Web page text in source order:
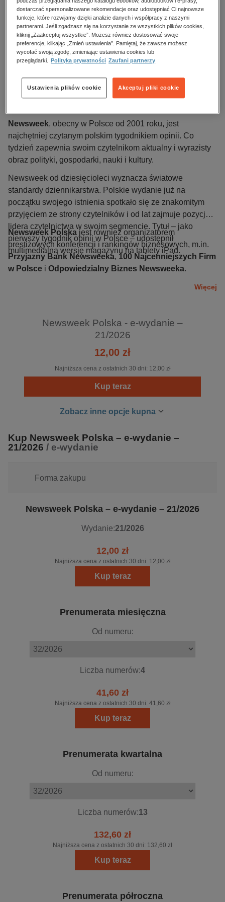
Numer: 21/2026
Data dostępności:17.05.2026
Data wydania:18.05.2026
Język publikacji:polski
ISBN: 1642-5685
Newsweek, obecny w Polsce od 2001 roku, jest
najchętniej czytanym polskim tygodnikiem opinii. Co
tydzień zapewnia swoim czytelnikom aktualny i wyrazisty
obraz polityki, gospodarki, nauki i kultury.
Newsweek od dziesięcioleci wyznacza światowe
standardy dziennikarstwa. Polskie wydanie już na
początku swojego istnienia spotkało się ze znakomitym
przyjęciem ze strony czytelników i od lat zajmuje pozycję
lidera czytelnictwa w swoim segmencie. Tytuł – jako
pierwszy tygodnik opinii w Polsce – udostępnił
multimedialną wersję magazynu na tablety iPad.
Newsweek Polska jest również organizatorem
prestiżowych konferencji i rankingów biznesowych, m.in.
Przyjazny Bank Newsweeka, 100 Najcenniejszych Firm
w Polsce i Odpowiedzialny Biznes Newsweeka.
Więcej
Newsweek Polska - e-wydanie –
21/2026
12,00 zł
Najniższa cena z ostatnich 30 dni: 12,00 zł
Kup teraz
Zobacz inne opcje kupna
Kup Newsweek Polska – e-wydanie –
21/2026 / e-wydanie
Forma zakupu
Newsweek Polska – e-wydanie – 21/2026
Wydanie:21/2026
12,00 zł
Najniższa cena z ostatnich 30 dni: 12,00 zł
Kup teraz
Prenumerata miesięczna
Od numeru:
Liczba numerów:4
41,60 zł
Najniższa cena z ostatnich 30 dni: 41,60 zł
Kup teraz
Prenumerata kwartalna
Od numeru:
Liczba numerów:13
132,60 zł
Najniższa cena z ostatnich 30 dni: 132,60 zł
Kup teraz
Prenumerata półroczna
dostarczać spersonalizowane rekomendacje oraz udostępniać Ci najnowsze
funkcje, które rozwijamy dzięki analizie danych i współpracy z naszymi
partnerami. Jeśli zgadzasz się na korzystanie ze wszystkich plików cookies,
kliknij „Zaakceptuj wszystkie”. Możesz również dostosować swoje
preferencje, klikając „Zmień ustawienia”. Pamiętaj, że zawsze możesz
wycofać swoją zgodę, zmieniając ustawienia cookies lub
przeglądarki.
Polityka prywatności Zaufani partnerzy
Akceptuj pliki cookie
Ustawienia plików cookie